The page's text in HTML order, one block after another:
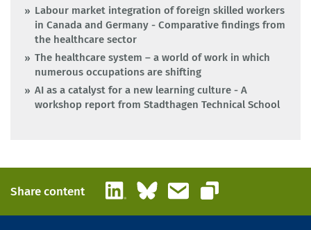
Labour market integration of foreign skilled workers
in Canada and Germany - Comparative findings from
the healthcare sector
The healthcare system – a world of work in which
numerous occupations are shifting
AI as a catalyst for a new learning culture - A
workshop report from Stadthagen Technical School
Share content LinkedInBlueskyEmail
Copy link